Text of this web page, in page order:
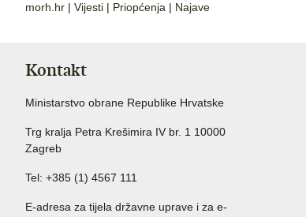
morh.hr | Vijesti | Priopćenja | Najave
Kontakt
Ministarstvo obrane Republike Hrvatske
Trg kralja Petra Krešimira IV br. 1 10000
Zagreb
Tel: +385 (1) 4567 111
E-adresa za tijela državne uprave i za e-